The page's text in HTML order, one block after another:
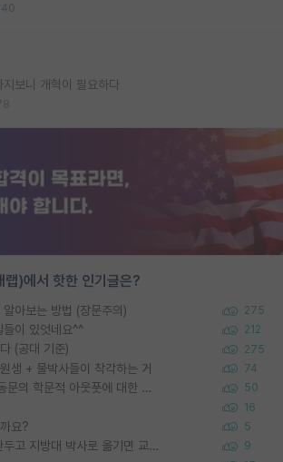
보니 개혁이 필요하다
랩)에서 핫한 인기글은?
아보는 방법 (장문주의) 275
이 있엇네요^^ 212
(공대 기준) 275
생 + 물박사들이 착각하는 거 74
포스텍 억까에 대해 (동문의 학문적 아웃풋에 대한 반박) 50
16
요? 5
SSH 박사과정을 그만두고 지방대 박사로 옮기면 교수의 꿈은 끝일까요? 9